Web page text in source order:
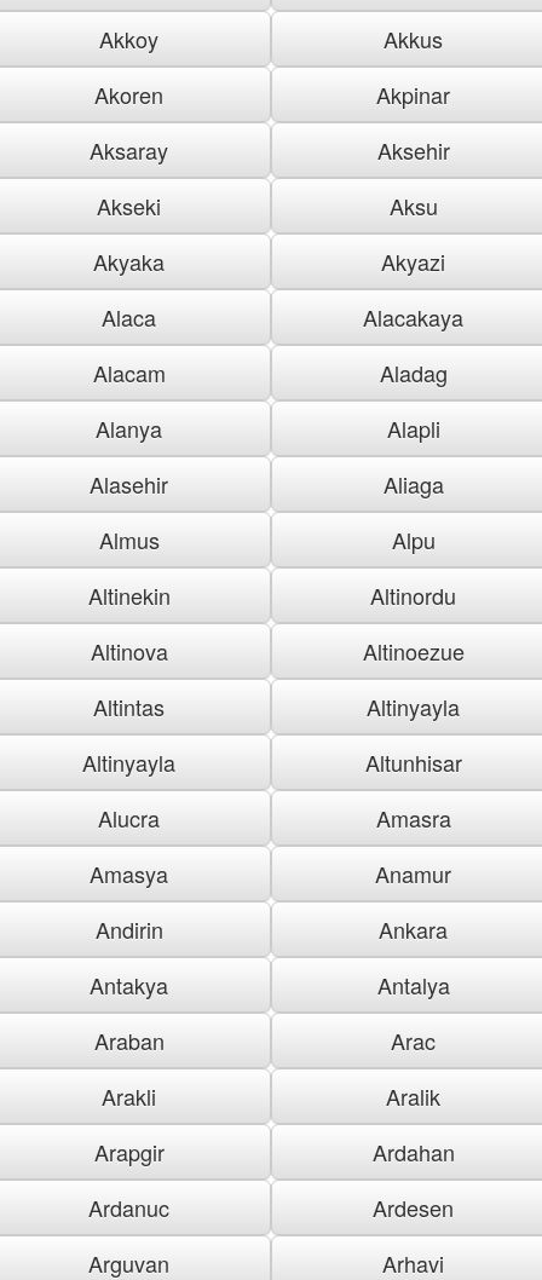
Akkoy
Akkus
Akoren
Akpinar
Aksaray
Aksehir
Akseki
Aksu
Akyaka
Akyazi
Alaca
Alacakaya
Alacam
Aladag
Alanya
Alapli
Alasehir
Aliaga
Almus
Alpu
Altinekin
Altinordu
Altinova
Altinoezue
Altintas
Altinyayla
Altinyayla
Altunhisar
Alucra
Amasra
Amasya
Anamur
Andirin
Ankara
Antakya
Antalya
Araban
Arac
Arakli
Aralik
Arapgir
Ardahan
Ardanuc
Ardesen
Arguvan
Arhavi